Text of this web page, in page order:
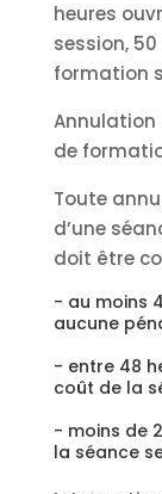
heures
session,
formation
Annulation
de
Toute
d’une
doit être
- au moins
aucune
- entre 48
coût de la
- moins de
la séance